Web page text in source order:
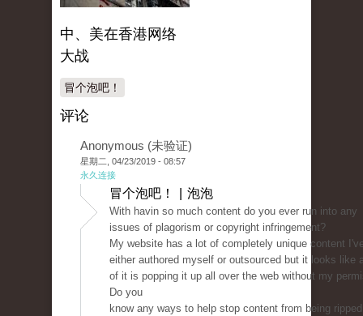
中、美在香港网络
大战
冒个泡吧！
评论
Anonymous (未验证)
星期二, 04/23/2019 - 08:57
永久连接
冒个泡吧！ | 泡泡
With havin so much content do you ever run into any
issues of plagorism or copyright infringement?
My website has a lot of completely unique content
either authored myself or outsourced but it looks like
of it is popping it up all over the web without my
Do you
know any ways to help stop content from being